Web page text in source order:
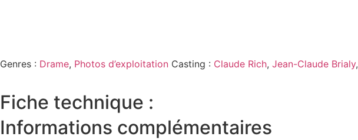
Genres : Drame, Photos d’exploitation Casting : Claude Rich, Jean-Claude Brialy,
Fiche technique :
Informations complémentaires